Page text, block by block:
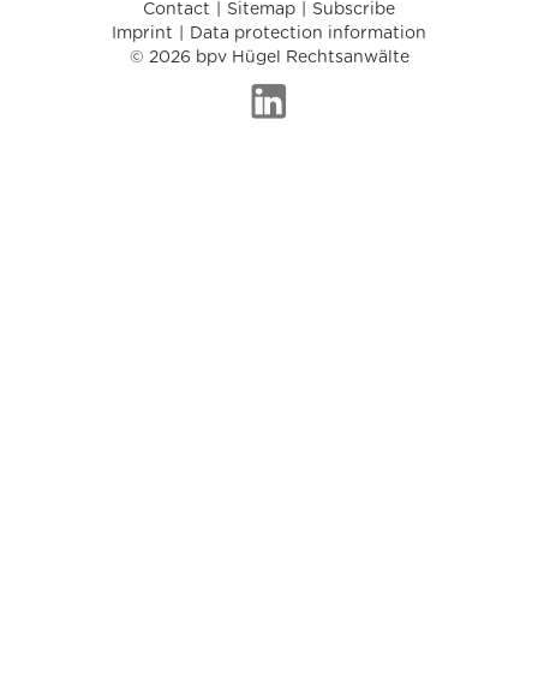
Contact Sitemap
Subscribe
Imprint
Data protection information
© 2026 bpv Hügel Rechtsanwälte